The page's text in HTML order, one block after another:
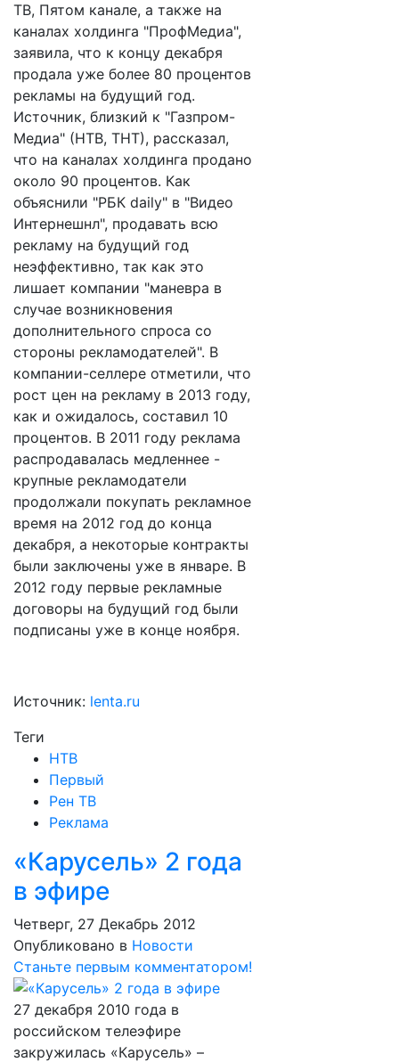
ТВ, Пятом канале, а также на
каналах холдинга "ПрофМедиа",
заявила, что к концу декабря
продала уже более 80 процентов
рекламы на будущий год.
Источник, близкий к "Газпром-
Медиа" (НТВ, ТНТ), рассказал,
что на каналах холдинга продано
около 90 процентов. Как
объяснили "РБК daily" в "Видео
Интернешнл", продавать всю
рекламу на будущий год
неэффективно, так как это
лишает компании "маневра в
случае возникновения
дополнительного спроса со
стороны рекламодателей". В
компании-селлере отметили, что
рост цен на рекламу в 2013 году,
как и ожидалось, составил 10
процентов. В 2011 году реклама
распродавалась медленнее -
крупные рекламодатели
продолжали покупать рекламное
время на 2012 год до конца
декабря, а некоторые контракты
были заключены уже в январе. В
2012 году первые рекламные
договоры на будущий год были
подписаны уже в конце ноября.
Источник: lenta.ru
Теги
НТВ
Первый
Рен ТВ
Реклама
«Карусель» 2 года
в эфире
Четверг, 27 Декабрь 2012
Опубликовано в Новости
Станьте первым комментатором!
27 декабря 2010 года в
российском телеэфире
закружилась «Карусель» –